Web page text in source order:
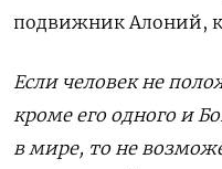
подвижник Алоний,
Если человек не
кроме его одного и
в мире, то не